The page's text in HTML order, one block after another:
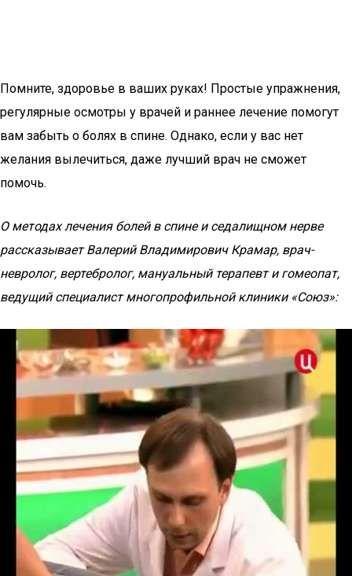
Помните, здоровье в ваших руках! Простые упражнения,
регулярные осмотры у врачей и раннее лечение помогут
вам забыть о болях в спине. Однако, если у вас нет
желания вылечиться, даже лучший врач не сможет
помочь.
О методах лечения болей в спине и седалищном нерве
рассказывает Валерий Владимирович Крамар, врач-
невролог, вертебролог, мануальный терапевт и гомеопат,
ведущий специалист многопрофильной клиники «Союз»: